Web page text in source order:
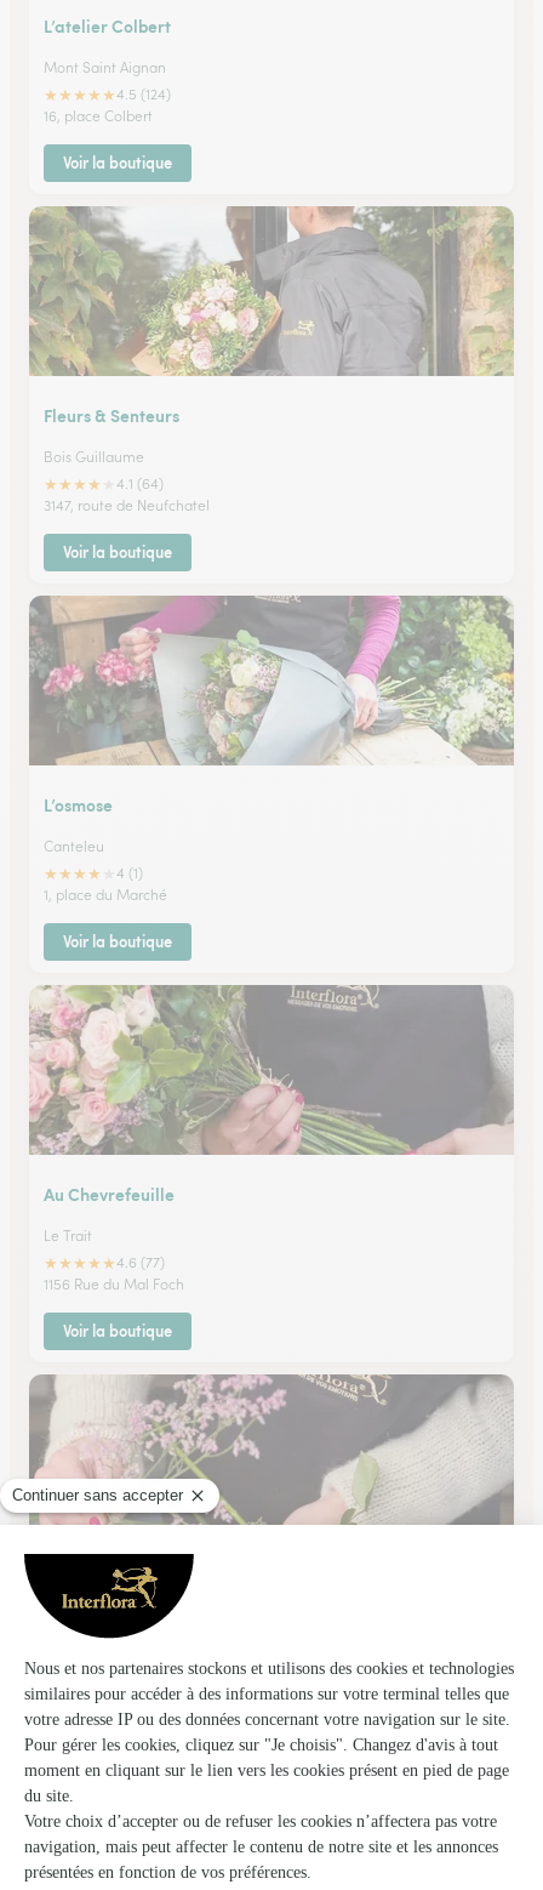
L’atelier Colbert
Mont Saint Aignan
★★★★★4.5 (124)
16, place Colbert
Voir la boutique
Fleurs & Senteurs
Bois Guillaume
★★★★
4.1 (64)
3147, route de Neufchatel
Voir la boutique
L’osmose
Canteleu
★★★★
4 (1)
1, place du Marché
Voir la boutique
Au Chevrefeuille
Le Trait
★★★★★4.6 (77)
1156 Rue du Mal Foch
Voir la boutique
Au Coin Fleuri
Caudebec en Caux
rue Guillaume Letellier
Voir la boutique